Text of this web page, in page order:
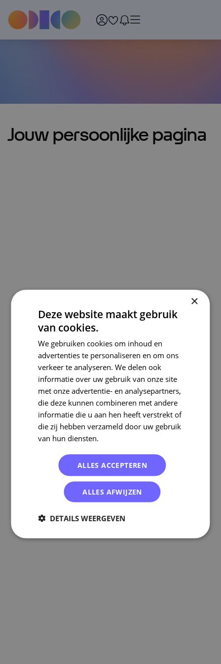
Menu
Jouw persoonlijke pagina
×
Deze website maakt gebruik
van cookies.
We gebruiken cookies om inhoud en
advertenties te personaliseren en om ons
verkeer te analyseren. We delen ook
informatie over uw gebruik van onze site
met onze advertentie- en analysepartners,
die deze kunnen combineren met andere
informatie die u aan hen heeft verstrekt of
die zij hebben verzameld door uw gebruik
van hun diensten.
ALLES ACCEPTEREN
ALLES AFWIJZEN
DETAILS WEERGEVEN